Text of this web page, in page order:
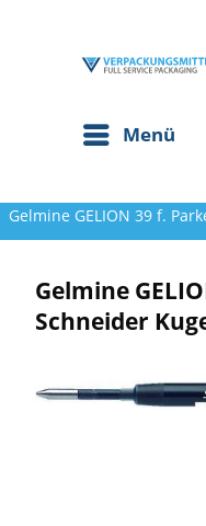
Menü
Gelmine GELION 39 f.
Gelmine
Schneider